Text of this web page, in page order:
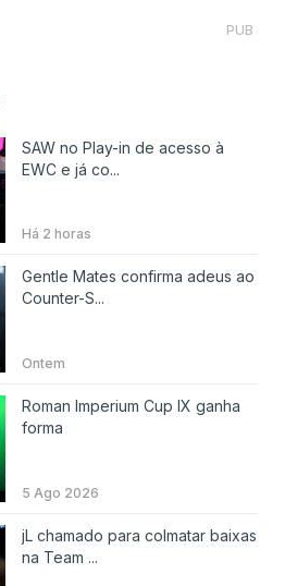
PUB
SAW no Play-in de acesso à
EWC e já co...
Há 2 horas
Gentle Mates confirma adeus ao
Counter-S...
Ontem
Roman Imperium Cup IX ganha
forma
5 Ago 2026
jL chamado para colmatar baixas
na Team ...